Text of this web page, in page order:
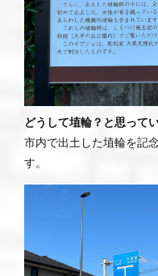
どうして埴輪？と思って
市内で出土した埴輪を記
す。